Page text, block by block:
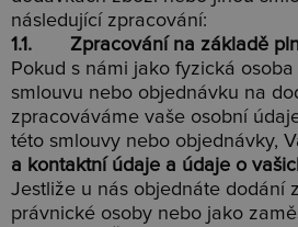
následující zpracování:
1.1. Zpracování na základě
Pokud s námi jako fyzická
smlouvu nebo objednávku na
zpracováváme vaše osobní
této smlouvy nebo objednávky,
a kontaktní údaje a údaje o
Jestliže u nás objednáte dodání
právnické osoby nebo jako